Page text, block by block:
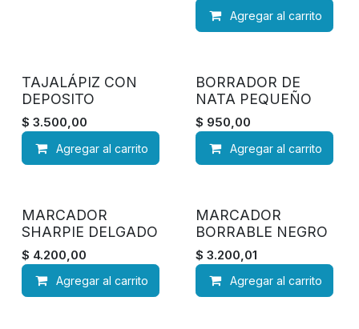
Agregar al carrito
TAJALÁPIZ CON
DEPOSITO
$ 3.500,00
Agregar al carrito
BORRADOR DE
NATA PEQUEÑO
$ 950,00
Agregar al carrito
MARCADOR
SHARPIE DELGADO
$ 4.200,00
Agregar al carrito
MARCADOR
BORRABLE NEGRO
$ 3.200,01
Agregar al carrito